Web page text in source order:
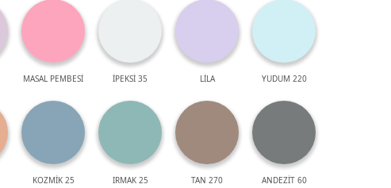
MASAL PEMBESİ İPEKSİ 35 LİLA YUDUM 220
KOZMİK 25 IRMAK 25 TAN 270 ANDEZİT 60